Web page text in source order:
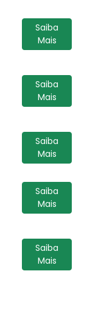
Saiba
Mais
Saiba
Mais
Saiba
Mais
Saiba
Mais
Saiba
Mais